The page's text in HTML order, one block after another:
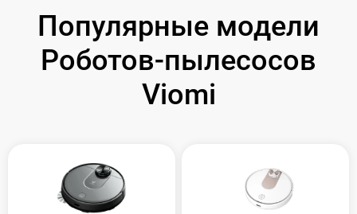
Популярные модели
Роботов-пылесосов
Viomi